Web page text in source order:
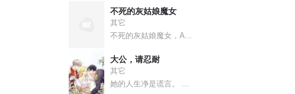
不死的灰姑娘魔女
其它
不死的灰姑娘魔女，A...
大公，请忍耐
其它
她的人生净是谎言。 ...